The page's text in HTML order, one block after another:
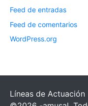
Feed de entradas
Feed de comentarios
WordPress.org
Líneas de Actuación